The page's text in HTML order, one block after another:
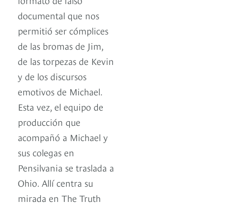
documental que nos
permitió ser cómplices
de las bromas de Jim,
de las torpezas de Kevin
y de los discursos
emotivos de Michael.
Esta vez, el equipo de
producción que
acompañó a Michael y
sus colegas en
Pensilvania se traslada a
Ohio. Allí centra su
mirada en The Truth